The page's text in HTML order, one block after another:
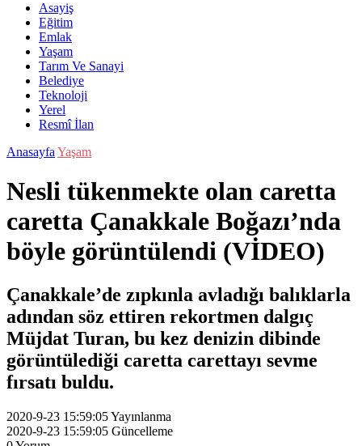
Asayiş
Eğitim
Emlak
Yaşam
Tarım Ve Sanayi
Belediye
Teknoloji
Yerel
Resmî İlan
Anasayfa Yaşam
Nesli tükenmekte olan caretta
caretta Çanakkale Boğazı’nda
böyle görüntülendi (VİDEO)
Çanakkale’de zıpkınla avladığı balıklarla
adından söz ettiren rekortmen dalgıç
Müjdat Turan, bu kez denizin dibinde
görüntülediği caretta carettayı sevme
fırsatı buldu.
2020-9-23 15:59:05Yayınlanma
2020-9-23 15:59:05 Güncelleme